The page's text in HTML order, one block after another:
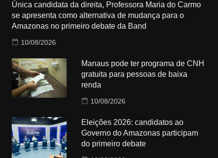
Única candidata da direita, Professora Maria do Carmo
se apresenta como alternativa de mudança para o
Amazonas no primeiro debate da Band
10/08/2026
Manaus pode ter programa de CNH
gratuita para pessoas de baixa
renda
10/08/2026
Eleições 2026: candidatos ao
Governo do Amazonas participam
do primeiro debate